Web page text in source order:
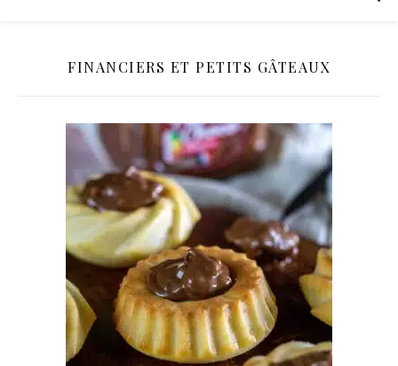
FINANCIERS ET PETITS GÂTEAUX